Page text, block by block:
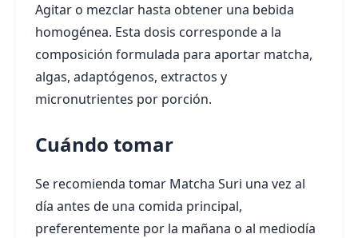
Agitar o mezclar hasta obtener una bebida
homogénea. Esta dosis corresponde a la
composición formulada para aportar matcha,
algas, adaptógenos, extractos y
micronutrientes por porción.
Cuándo tomar
Se recomienda tomar Matcha Suri una vez al
día antes de una comida principal,
preferentemente por la mañana o al mediodía